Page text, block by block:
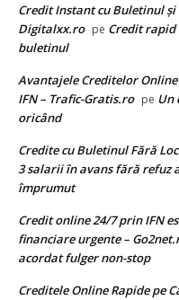
Credit Instant cu Buletinul
Digitalxx.ro pe Credit
buletinul
Avantajele Creditelor
IFN – Trafic-Gratis.ro pe Un
oricând
Credite cu Buletinul Fără
3 salarii în avans fără refuz
împrumut
Credit online 24/7 prin IFN
financiare urgente –
acordat fulger non-stop
Creditele Online Rapide pe